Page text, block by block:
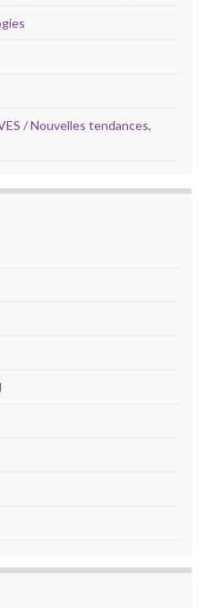
/ Nouvelles tendances,